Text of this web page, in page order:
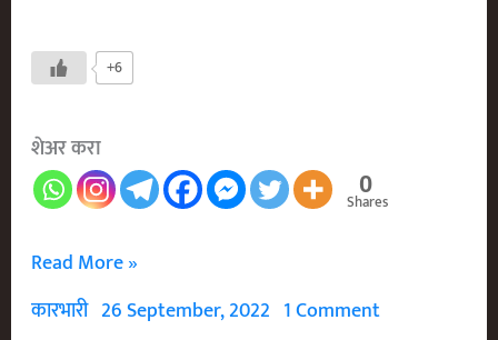
+6
शेअर करा
0
Shares
First
Statue
Read More »
कारभारी 26 September, 2022 1 Comment